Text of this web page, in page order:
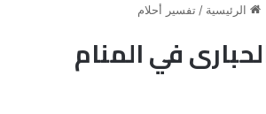
الرئيسية / تفسير أحلام
في المنام